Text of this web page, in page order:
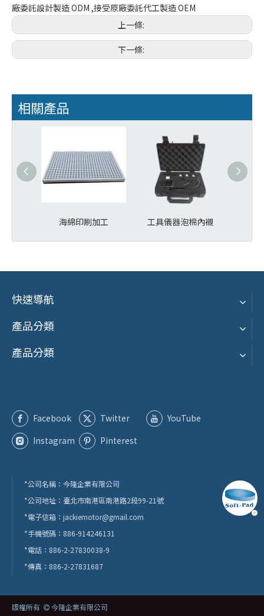
廠委託設計製造 ODM ,接受原廠委託代工製造 OEM
上一條:
下一條:
相關產品
海綿印刷加工 工具儀器泡棉內襯
快速導航
產品分類
產品分類
Facebook Twitter
YouTube
Instagram
Pinterest
*公司名稱：今隆企業有限公司
*公司地址：臺北市南港區南港路2段99-21號
*電子信箱： jackiemotor@gmail.com
*手機號碼：886-914246131
*電話：886-2-27830038-9
*傳真：886-2-27831687
版權所有  今隆企業有限公司